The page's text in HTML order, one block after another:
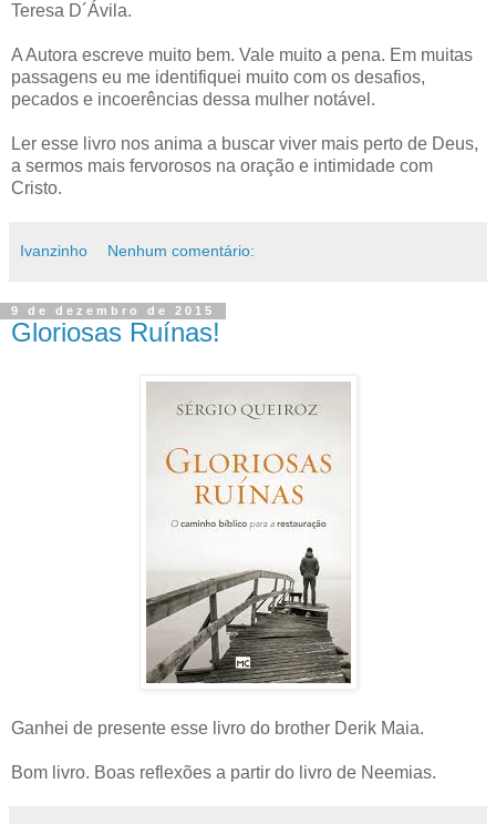
Teresa D´Ávila.
A Autora escreve muito bem. Vale muito a pena. Em muitas
passagens eu me identifiquei muito com os desafios,
pecados e incoerências dessa mulher notável.
Ler esse livro nos anima a buscar viver mais perto de Deus,
a sermos mais fervorosos na oração e intimidade com
Cristo.
Ivanzinho Nenhum comentário:
9 de dezembro de 2015
Gloriosas Ruínas!
Ganhei de presente esse livro do brother Derik Maia.
Bom livro. Boas reflexões a partir do livro de Neemias.